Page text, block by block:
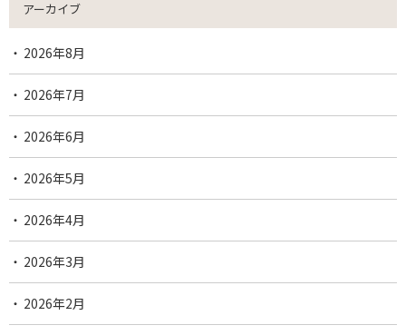
アーカイブ
2026年8月
2026年7月
2026年6月
2026年5月
2026年4月
2026年3月
2026年2月